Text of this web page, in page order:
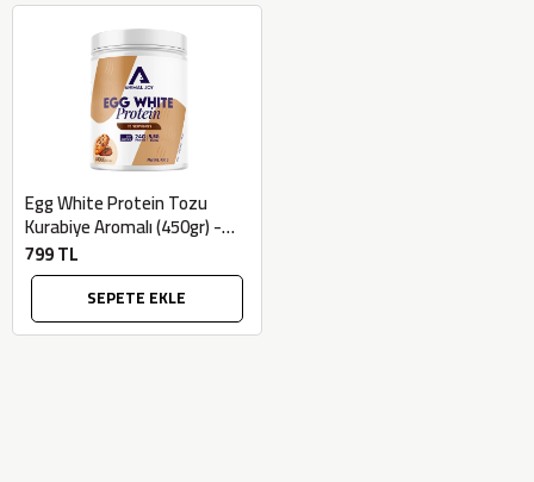
Egg White Protein Tozu
Kurabiye Aromalı (450gr) -
Animal Joy
799 TL
SEPETE EKLE